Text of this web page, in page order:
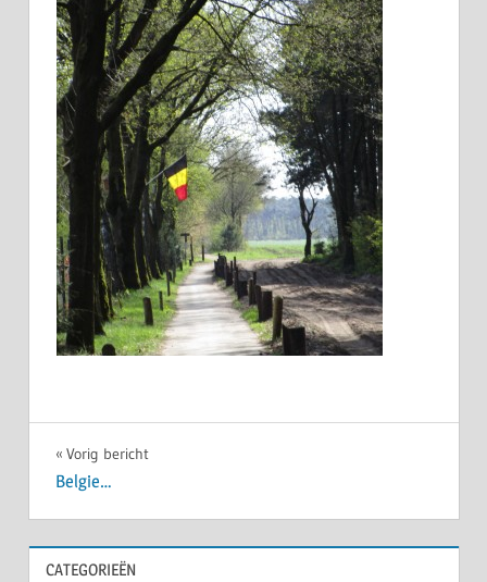
Bericht
navigatie
Vorig bericht
Belgie…
CATEGORIEËN